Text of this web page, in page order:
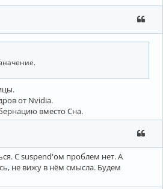
от Nvidia.
вместо Сна.
С suspend'ом проблем нет. А
не вижу в нём смысла. Будем